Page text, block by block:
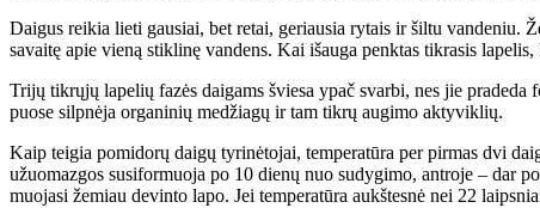
Dai­gus rei­kia lie­ti gau­siai, bet re­tai, ge­riau­sia ry­tais ir šil­tu van­de­niu.
sa­vai­tę apie vie­ną stik­li­nę van­dens. Kai iš­au­ga penk­tas tik­ra­sis
Tri­jų tik­rų­jų la­pe­lių fa­zės dai­gams švie­sa ypač svar­bi, nes jie
puo­se sil­pnė­ja or­ga­ni­nių me­džia­gų ir tam tik­rų au­gi­mo ak­ty­vik­lių.
Kaip tei­gia po­mi­do­rų dai­gų ty­ri­nė­to­jai, tem­pe­ra­tū­ra per pir­mas dvi
užuo­maz­gos su­si­for­muo­ja po 10 die­nų nuo su­dy­gi­mo, ant­ro­je – dar
muo­ja­si že­miau de­vin­to la­po. Jei tem­pe­ra­tū­ra aukš­tes­nė nei 22